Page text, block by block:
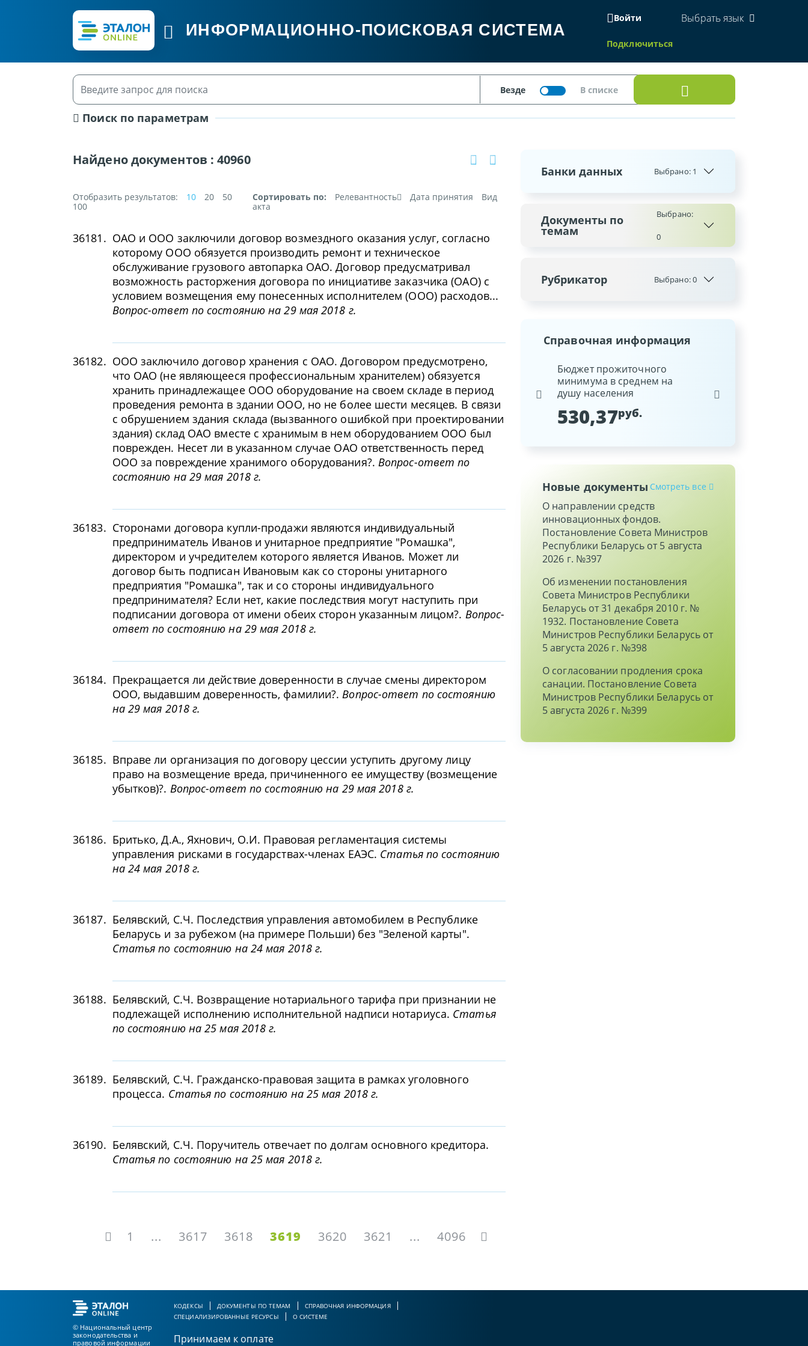
ИНФОРМАЦИОННО-ПОИСКОВАЯ СИСТЕМА
Войти
Подключиться
Выбрать язык
Поиск по параметрам
Найдено документов :40960
Отобразить результатов: 10 20
50
100
Сортировать по: Релевантность Дата принятия
Вид
акта
36181. ОАО и ООО заключили договор возмездного оказания услуг, согласно
которому ООО обязуется производить ремонт и техническое
обслуживание грузового автопарка ОАО. Договор предусматривал
возможность расторжения договора по инициативе заказчика (ОАО) с
условием возмещения ему понесенных исполнителем (ООО) расходов...
Вопрос-ответ по состоянию на 29 мая 2018 г.
36182. ООО заключило договор хранения с ОАО. Договором предусмотрено,
что ОАО (не являющееся профессиональным хранителем) обязуется
хранить принадлежащее ООО оборудование на своем складе в период
проведения ремонта в здании ООО, но не более шести месяцев. В связи
с обрушением здания склада (вызванного ошибкой при проектировании
здания) склад ОАО вместе с хранимым в нем оборудованием ООО был
поврежден. Несет ли в указанном случае ОАО ответственность перед
ООО за повреждение хранимого оборудования?. Вопрос-ответ по
состоянию на 29 мая 2018 г.
36183. Сторонами договора купли-продажи являются индивидуальный
предприниматель Иванов и унитарное предприятие "Ромашка",
директором и учредителем которого является Иванов. Может ли
договор быть подписан Ивановым как со стороны унитарного
предприятия "Ромашка", так и со стороны индивидуального
предпринимателя? Если нет, какие последствия могут наступить при
подписании договора от имени обеих сторон указанным лицом?. Вопрос-
ответ по состоянию на 29 мая 2018 г.
36184. Прекращается ли действие доверенности в случае смены директором
ООО, выдавшим доверенность, фамилии?.Вопрос-ответ по состоянию
на 29 мая 2018 г.
36185. Вправе ли организация по договору цессии уступить другому лицу
право на возмещение вреда, причиненного ее имуществу (возмещение
убытков)?. Вопрос-ответ по состоянию на 29 мая 2018 г.
36186. Бритько, Д.А., Яхнович, О.И. Правовая регламентация системы
управления рисками в государствах-членах ЕАЭС. Статья по состоянию
на 24 мая 2018 г.
36187. Белявский, С.Ч. Последствия управления автомобилем в Республике
Беларусь и за рубежом (на примере Польши) без "Зеленой карты".
Статья по состоянию на 24 мая 2018 г.
36188. Белявский, С.Ч. Возвращение нотариального тарифа при признании не
подлежащей исполнению исполнительной надписи нотариуса. Статья
по состоянию на 25 мая 2018 г.
36189. Белявский, С.Ч. Гражданско-правовая защита в рамках уголовного
процесса. Статья по состоянию на 25 мая 2018 г.
36190. Белявский, С.Ч. Поручитель отвечает по долгам основного кредитора.
Статья по состоянию на 25 мая 2018 г.
1 ... 3617 3618 3619 3620 3621 ... 4096
Банки данных Выбрано: 1
Документы по
темам
Выбрано:
0
Рубрикатор Выбрано:0
Справочная информация
Базовая арендная величина
20,03руб.
Бюджет прожиточного
минимума в среднем на
душу населения
530,37руб.
Республики Беларусь
Новые документы Смотреть все
О направлении средств
инновационных фондов.
Постановление Совета Министров
Республики Беларусь от 5 августа
2026 г. №397
Об изменении постановления
Совета Министров Республики
Беларусь от 31 декабря 2010 г. №
1932. Постановление Совета
Министров Республики Беларусь от
5 августа 2026 г. №398
О согласовании продления срока
санации. Постановление Совета
Министров Республики Беларусь от
5 августа 2026 г. №399
© Национальный центр
законодательства и
правовой информации
КОДЕКСЫ ДОКУМЕНТЫ ПО ТЕМАМ
СПРАВОЧНАЯ ИНФОРМАЦИЯ
СПЕЦИАЛИЗИРОВАННЫЕ РЕСУРСЫ
О СИСТЕМЕ
Принимаем к оплате